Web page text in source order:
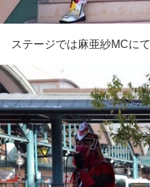
ステージでは麻亜紗MCにて